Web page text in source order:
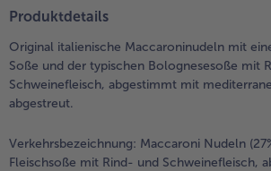
Produktdetails
Original italienische Maccaroninudeln mit
Soße und der typischen Bolognesesoße mit
Schweinefleisch, abgestimmt mit
abgestreut.
Verkehrsbezeichnung: Maccaroni Nudeln
Fleischsoße mit Rind- und Schweinefleisch,